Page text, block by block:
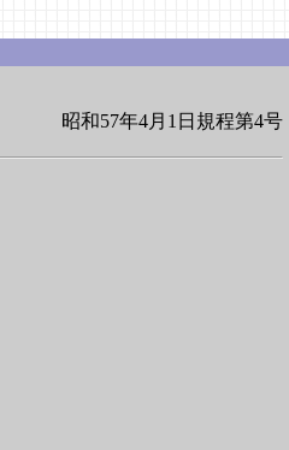
昭和57年4月1日規程第4号